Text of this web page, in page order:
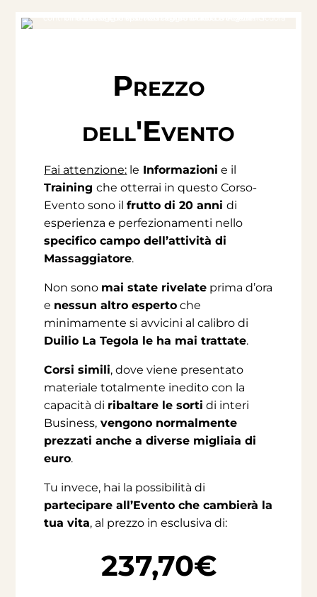
Prezzo
dell'Evento
Fai attenzione: le Informazioni e il
Trainingche otterrai in questo Corso-
Evento sono ilfrutto di 20 annidi
esperienza e perfezionamenti nello
specifico campo dell’attività di
Massaggiatore.
Non sono mai state rivelate prima d’ora
e nessun altro esperto che
minimamente si avvicini al calibro di
Duilio La Tegola le ha mai trattate.
Corsi simili, dove viene presentato
materiale totalmente inedito con la
capacità di ribaltare le sorti di interi
Business, vengono normalmente
prezzati anche a diverse migliaia di
euro.
Tu invece, hai la possibilità di
partecipare all’Evento che cambierà la
tua vita, al prezzo in esclusivadi:
237,70€